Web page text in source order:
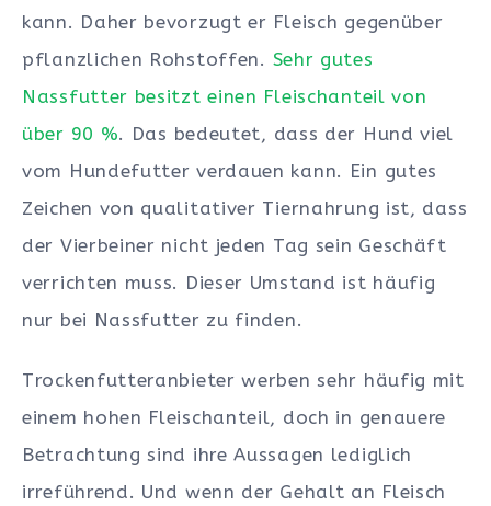
kann. Daher bevorzugt er Fleisch gegenüber
pflanzlichen Rohstoffen. Sehr gutes
Nassfutter besitzt einen Fleischanteil von
über 90 %. Das bedeutet, dass der Hund viel
vom Hundefutter verdauen kann. Ein gutes
Zeichen von qualitativer Tiernahrung ist, dass
der Vierbeiner nicht jeden Tag sein Geschäft
verrichten muss. Dieser Umstand ist häufig
nur bei Nassfutter zu finden.
Trockenfutteranbieter werben sehr häufig mit
einem hohen Fleischanteil, doch in genauere
Betrachtung sind ihre Aussagen lediglich
irreführend. Und wenn der Gehalt an Fleisch